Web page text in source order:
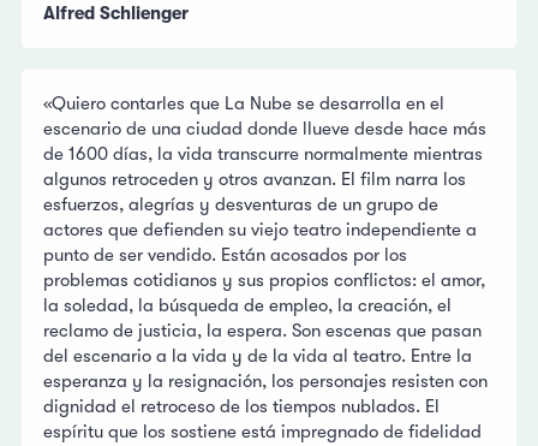
Alfred Schlienger
«Quiero contarles que La Nube se desarrolla en el
escenario de una ciudad donde llueve desde hace más
de 1600 días, la vida transcurre normalmente mientras
algunos retroceden y otros avanzan. El film narra los
esfuerzos, alegrías y desventuras de un grupo de
actores que defienden su viejo teatro independiente a
punto de ser vendido. Están acosados por los
problemas cotidianos y sus propios conflictos: el amor,
la soledad, la búsqueda de empleo, la creación, el
reclamo de justicia, la espera. Son escenas que pasan
del escenario a la vida y de la vida al teatro. Entre la
esperanza y la resignación, los personajes resisten con
dignidad el retroceso de los tiempos nublados. El
espíritu que los sostiene está impregnado de fidelidad